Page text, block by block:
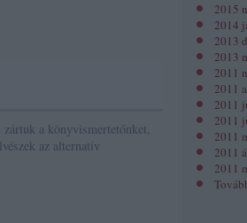
2015
2014
2013
2013
2011
2011
2011
2011
2011
2011
2011
a könyvismertetőnket,
az alternatív